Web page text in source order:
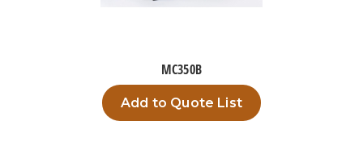
MC350B
Add to Quote List